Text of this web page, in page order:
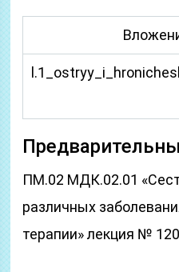
ПМ.02 МДК.02.01
различных
терапии» лекция №